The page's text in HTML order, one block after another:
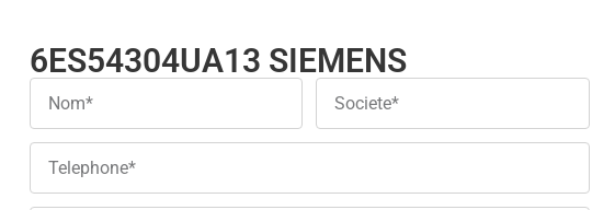
6ES54304UA13 SIEMENS